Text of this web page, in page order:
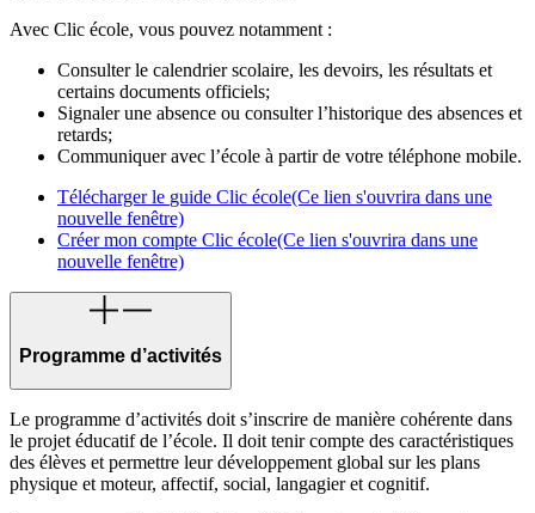
Avec Clic école, vous pouvez notamment :
Consulter le calendrier scolaire, les devoirs, les résultats et
certains documents officiels;
Signaler une absence ou consulter l’historique des absences et
retards;
Communiquer avec l’école à partir de votre téléphone mobile.
Téléchargerle guide Clic école(Ce lien s'ouvrira dans une
nouvelle fenêtre)
Créermon compte Clic école(Ce lien s'ouvrira dans une
nouvelle fenêtre)
Programme d’activités
Le programme d’activités doit s’inscrire de manière cohérente dans
le projet éducatif de l’école. Il doit tenir compte des caractéristiques
des élèves et permettre leur développement global sur les plans
physique et moteur, affectif, social, langagier et cognitif.